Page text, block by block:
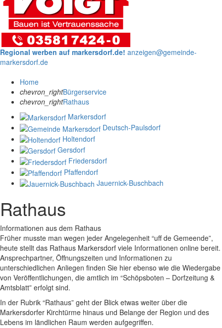
Regional werben auf markersdorf.de! anzeigen@gemeinde-
markersdorf.de
Home
chevron_rightBürgerservice
chevron_rightRathaus
Markersdorf
Deutsch-Paulsdorf
Holtendorf
Gersdorf
Friedersdorf
Pfaffendorf
Jauernick-Buschbach
Rathaus
Informationen aus dem Rathaus
Früher musste man wegen jeder Angelegenheit “uff de Gemeende”,
heute stellt das Rathaus Markersdorf viele Informationen online bereit.
Ansprechpartner, Öffnungszeiten und Informationen zu
unterschiedlichen Anliegen finden Sie hier ebenso wie die Wiedergabe
von Veröffentlichungen, die amtlich im “Schöpsboten – Dorfzeitung &
Amtsblatt” erfolgt sind.
In der Rubrik “Rathaus” geht der Blick etwas weiter über die
Markersdorfer Kirchtürme hinaus und Belange der Region und des
Lebens im ländlichen Raum werden aufgegriffen.